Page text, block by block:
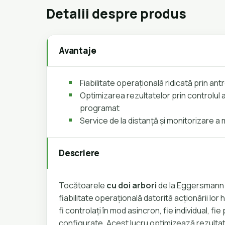
Detalii despre produs
Avantaje
Fiabilitate operațională ridicată prin
Optimizarea rezultatelor prin controlul
programat
Service de la distanță și monitorizare a
Descriere
Tocătoarele cu doi arboride la
fiabilitate operațională datorită acționării lor
fi controlați în mod asincron, fie individual, fie